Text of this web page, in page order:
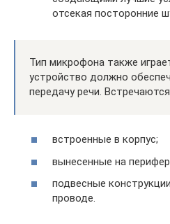
отсекая посторонние
Тип микрофона также
устройство должно
передачу речи.
встроенные в корпус;
вынесенные на
подвесные
проводе.